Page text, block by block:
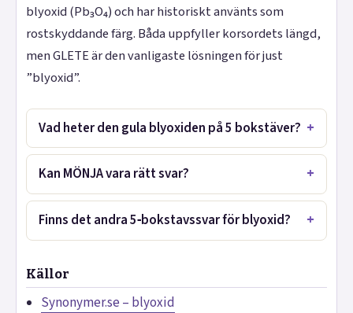
blyoxid (Pb₃O₄) och har historiskt använts som
rostskyddande färg. Båda uppfyller korsordets längd,
men GLETE är den vanligaste lösningen för just
”blyoxid”.
Vad heter den gula blyoxiden på 5 bokstäver?
Kan MÖNJA vara rätt svar?
Finns det andra 5‑bokstavssvar för blyoxid?
Källor
Synonymer.se – blyoxid